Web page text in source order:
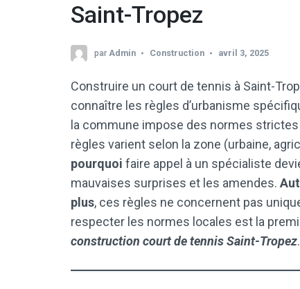
Saint-Tropez
par Admin Construction avril 3, 2025
Construire un court de tennis à Saint-
connaître les règles d’urbanisme
la commune impose des normes
règles varient selon la zone (urbaine,
pourquoi faire appel à un spécialiste
mauvaises surprises et les amendes.
plus, ces règles ne concernent pas
respecter les normes locales est la
construction court de tennis Saint-Tropez.